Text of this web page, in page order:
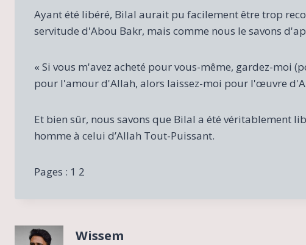
Ayant été libéré, Bilal aurait pu facilement être trop
servitude d'Abou Bakr, mais comme nous le savons
« Si vous m'avez acheté pour vous-même, gardez-moi
pour l'amour d'Allah, alors laissez-moi pour l'œuvre
Et bien sûr, nous savons que Bilal a été véritablement
homme à celui d’Allah Tout-Puissant.
Pages : 1 2
Wissem